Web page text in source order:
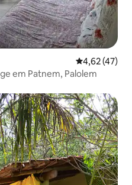
4,62 de uma
4,62 (47)
em Patnem, Palolem